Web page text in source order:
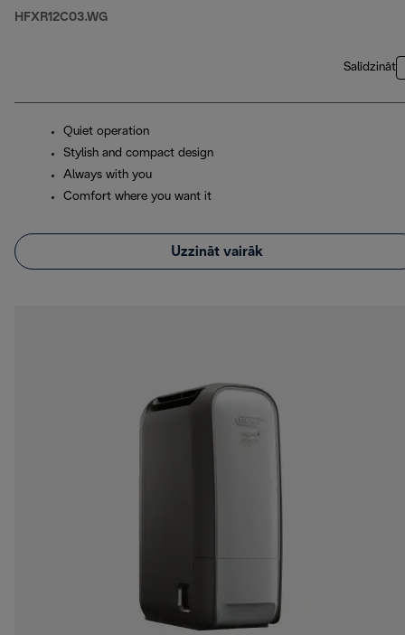
HFXR12C03.WG
Salīdzināt
Quiet operation
Stylish and compact design
Always with you
Comfort where you want it
Uzzināt vairāk